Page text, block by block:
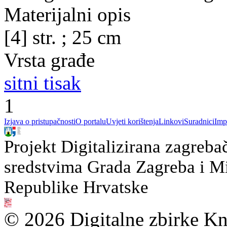
Materijalni opis
[4] str. ; 25 cm
Vrsta građe
sitni tisak
1
Izjava o pristupačnostiO portaluUvjeti korištenjaLinkoviSuradnici
Projekt Digitalizirana
sredstvima Grada Zagreba i
Republike Hrvatske
© 2026 Digitalne zbirke